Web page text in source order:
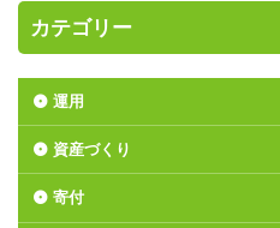
カテゴリー
運用
資産づくり
寄付